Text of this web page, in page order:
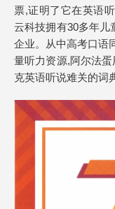
票,证明了它在英语
云科技拥有30多年儿
企业。从中高考口语
量听力资源,阿尔法
克英语听说难关的词